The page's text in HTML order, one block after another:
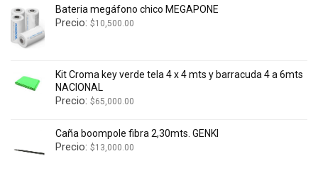
Bateria megáfono chico MEGAPONE
Precio: $10,500.00
Kit Croma key verde tela 4 x 4 mts y barracuda 4 a 6mts
NACIONAL
Precio: $65,000.00
Caña boompole fibra 2,30mts. GENKI
Precio: $13,000.00